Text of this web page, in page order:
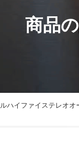
商品
ハイファイステレオ